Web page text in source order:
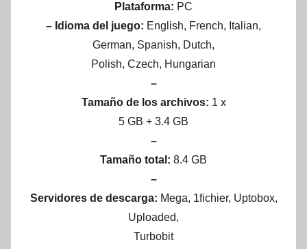
Plataforma: PC
– Idioma del juego: English, French, Italian,
German, Spanish, Dutch,
Polish, Czech, Hungarian
–
Tamaño de los archivos: 1 x
5 GB + 3.4 GB
–
Tamaño total: 8.4 GB
–
Servidores de descarga: Mega, 1fichier, Uptobox,
Uploaded,
Turbobit